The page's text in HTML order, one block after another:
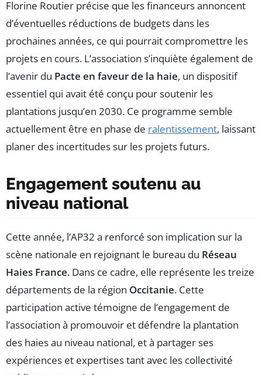
Florine Routier précise que les financeurs annoncent
d’éventuelles réductions de budgets dans les
prochaines années, ce qui pourrait compromettre les
projets en cours. L’association s’inquiète également de
l’avenir du Pacte en faveur de la haie, un dispositif
essentiel qui avait été conçu pour soutenir les
plantations jusqu’en 2030. Ce programme semble
actuellement être en phase de ralentissement, laissant
planer des incertitudes sur les projets futurs.
Engagement soutenu au
niveau national
Cette année, l’AP32 a renforcé son implication sur la
scène nationale en rejoignant le bureau du Réseau
Haies France. Dans ce cadre, elle représente les treize
départements de la région Occitanie. Cette
participation active témoigne de l’engagement de
l’association à promouvoir et défendre la plantation
des haies au niveau national, et à partager ses
expériences et expertises tant avec les collectivité